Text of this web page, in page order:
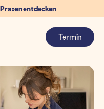
Praxen entdecken
Termin